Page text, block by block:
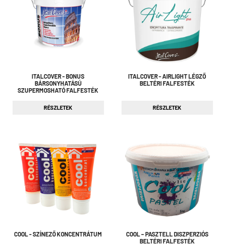
ITALCOVER - BONUS
BÁRSONYHATÁSÚ
SZUPERMOSHATÓ FALFESTÉK
RÉSZLETEK
ITALCOVER - AIRLIGHT LÉGZŐ
BELTÉRI FALFESTÉK
RÉSZLETEK
COOL - SZÍNEZŐ KONCENTRÁTUM
COOL – PASZTELL DISZPERZIÓS
BELTÉRI FALFESTÉK